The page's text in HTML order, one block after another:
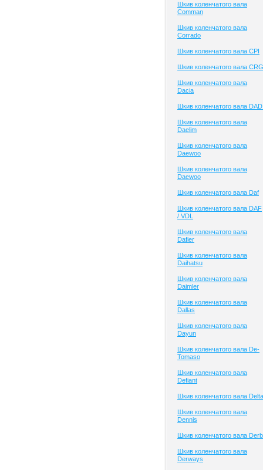
Шкив коленчатого вала
Comman
Шкив коленчатого вала
Corrado
Шкив коленчатого вала CPI
Шкив коленчатого вала CRG
Шкив коленчатого вала
Dacia
Шкив коленчатого вала
Шкив коленчатого вала
Daelim
Шкив коленчатого вала
Daewoo
Шкив коленчатого вала
Daewoo
Шкив коленчатого вала Daf
Шкив коленчатого вала DAF
/ VDL
Шкив коленчатого вала
Dafier
Шкив коленчатого вала
Daihatsu
Шкив коленчатого вала
Daimler
Шкив коленчатого вала
Dallas
Шкив коленчатого вала
Dayun
Шкив коленчатого вала De-
Tomaso
Шкив коленчатого вала
Defiant
Шкив коленчатого вала Delta
Шкив коленчатого вала
Dennis
Шкив коленчатого вала
Шкив коленчатого вала
Derways